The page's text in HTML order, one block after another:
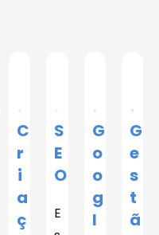
C
r
i
a
ç
S
E
O
E
G
o
o
g
l
G
e
s
t
ã